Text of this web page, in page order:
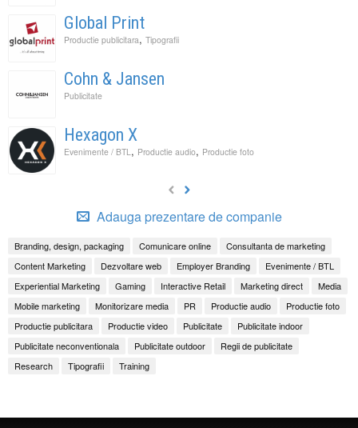
Global Print
Productie publicitara, Tipografii
Cohn & Jansen
Publicitate
Hexagon X
Evenimente / BTL , Productie audio, Productie foto
Adauga prezentare de companie
Branding, design, packaging Comunicare online
Consultanta de marketing
Content Marketing
Dezvoltare web Employer Branding
Evenimente / BTL
Experiential Marketing
Gaming Interactive Retail Marketing direct
Media
Mobile marketing
Monitorizare media PR Productie audio
Productie foto
Productie publicitara
Productie video Publicitate
Publicitate indoor
Publicitate neconventionala
Publicitate outdoor
Regii de publicitate
Research
Tipografii Training